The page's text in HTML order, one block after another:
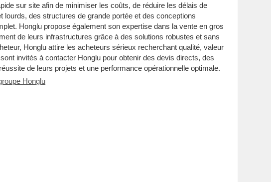
sur site afin de minimiser les coûts, de réduire les délais de
des structures de grande portée et des conceptions
Honglu propose également son expertise dans la vente en gros
de leurs infrastructures grâce à des solutions robustes et sans
Honglu attire les acheteurs sérieux recherchant qualité, valeur
invités à contacter Honglu pour obtenir des devis directs, des
de leurs projets et une performance opérationnelle optimale.
Honglu